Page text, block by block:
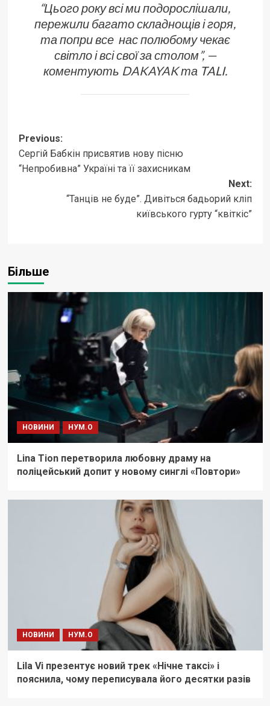
“Цього року всі ми подорослішали,
пережили багато складнощів і горя,
та попри все нас полюбому чекає
світло і всі свої за столом”, —
коментують DAKAYAKта TALI.
Post
navigation
Previous:
Сергій Бабкін присвятив нову пісню
“Непробивна” Україні та її захисникам
Next:
“Танців не буде”. Дивіться бадьорий кліп
київського гурту “квіткіс”
Більше
НОВИНИ НУМ.О
Lina Tion перетворила любовну драму на
поліцейський допит у новому синглі «Повтори»
НОВИНИ НУМ.О
Lila Vi презентує новий трек «Нічне таксі» і
пояснила, чому переписувала його десятки разів